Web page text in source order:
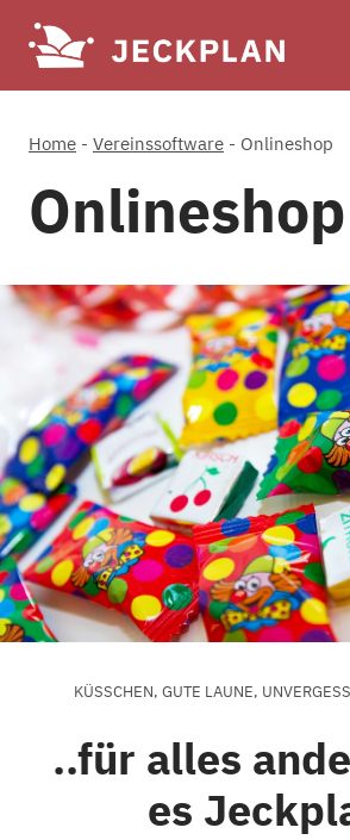
Inhalt
Home - Vereinssoftware - Onlineshop
Onlineshop
KÜSSCHEN, GUTE LAUNE,
..für alles
es